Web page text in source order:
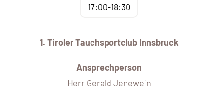
17:00-18:30
1. Tiroler Tauchsportclub Innsbruck
Ansprechperson
Herr Gerald Jenewein